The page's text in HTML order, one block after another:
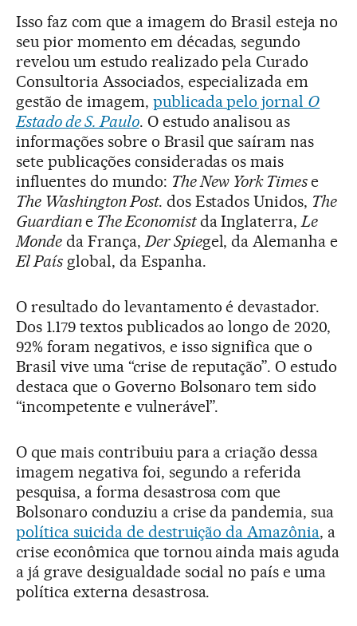
Isso faz com que a imagem do Brasil esteja no
seu pior momento em décadas, segundo
revelou um estudo realizado pela Curado
Consultoria Associados, especializada em
gestão de imagem, publicada pelo jornal O
Estado de S. Paulo. O estudo analisou as
informações sobre o Brasil que saíram nas
sete publicações consideradas os mais
influentes do mundo: The New York Timese
The Washington Post. dos Estados Unidos, The
GuardianeThe Economistda Inglaterra, Le
Mondeda França, Der Spiegel, da Alemanha e
El Paísglobal, da Espanha.
O resultado do levantamento é devastador.
Dos 1.179 textos publicados ao longo de 2020,
92% foram negativos, e isso significa que o
Brasil vive uma “crise de reputação”. O estudo
destaca que o Governo Bolsonaro tem sido
“incompetente e vulnerável”.
O que mais contribuiu para a criação dessa
imagem negativa foi, segundo a referida
pesquisa, a forma desastrosa com que
Bolsonaro conduziu a crise da pandemia, sua
política suicida de destruição da Amazônia, a
crise econômica que tornou ainda mais aguda
a já grave desigualdade social no país e uma
política externa desastrosa.